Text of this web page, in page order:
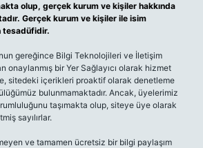
olup, gerçek kurum ve kişiler hakkında
Gerçek kurum ve kişiler ile isim
tesadüfidir.
gereğince Bilgi Teknolojileri ve İletişim
onaylanmış bir Yer Sağlayıcı olarak hizmet
sitedeki içerikleri proaktif olarak denetleme
bulunmamaktadır. Ancak, üyelerimiz
taşımakta olup, siteye üye olarak
sayılırlar.
ve tamamen ücretsiz bir bilgi paylaşım